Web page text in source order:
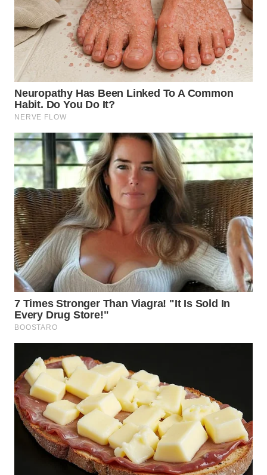
WN
KALSEL
WN
KALTIM
WN
SULSEL
WN
GORONTALO
WN
SULUT
WN
MALUKU
WN
MALUT
WN
WN
DANAU
TOBA
WN
NIAS